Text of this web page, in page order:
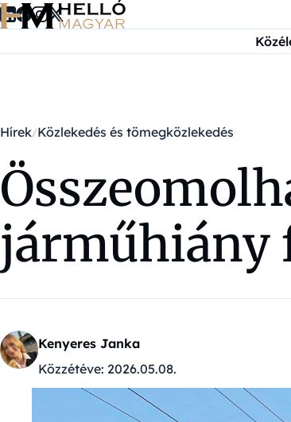
Ugrás a tartalomra
Hírek Közlekedés és tömegközlekedés
járműhiány
Kenyeres Janka
Közzétéve: 2026.05.08.